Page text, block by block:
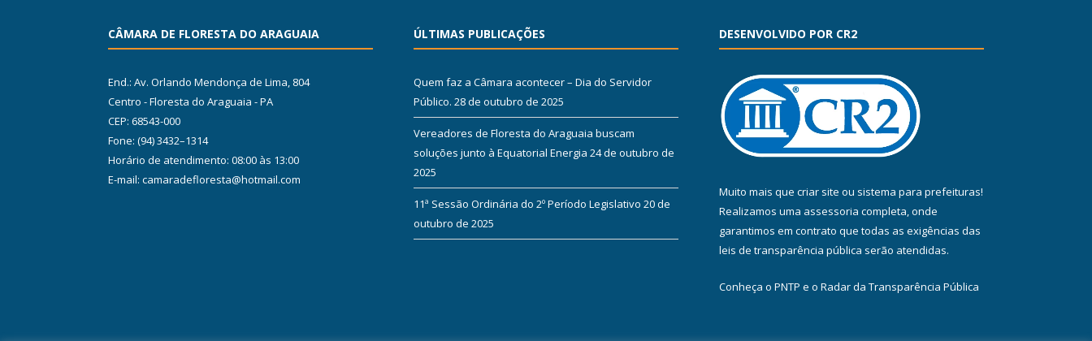
CÂMARA DE FLORESTA DO ARAGUAIA
End.: Av. Orlando Mendonça de Lima, 804
Centro - Floresta do Araguaia - PA
CEP: 68543-000
Fone: (94) 3432–1314
Horário de atendimento: 08:00 às 13:00
E-mail: camaradefloresta@hotmail.com
ÚLTIMAS PUBLICAÇÕES
Quem faz a Câmara acontecer – Dia do Servidor
Público. 28 de outubro de 2025
Vereadores de Floresta do Araguaia buscam
soluções junto à Equatorial Energia 24 de outubro de
2025
11ª Sessão Ordinária do 2º Período Legislativo 20 de
outubro de 2025
DESENVOLVIDO POR CR2
Muito mais que criar site ou sistema para prefeituras!
Realizamos uma assessoria completa, onde
garantimos em contrato que todas as exigências das
leis de transparência pública serão atendidas.
Conheça o PNTP e o Radar da Transparência Pública